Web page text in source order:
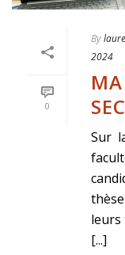
0
By
2024
Sur
leurs
[...]